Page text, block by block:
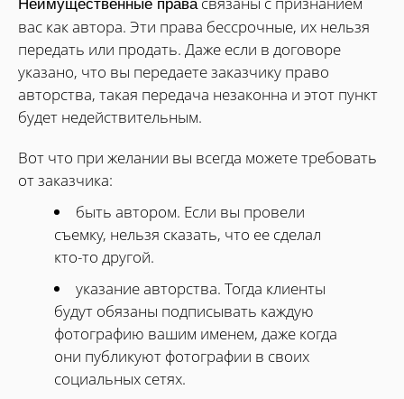
Неимущественные права
вас как автора. Эти права бессрочные, их нельзя
передать или продать. Даже если в договоре
указано, что вы передаете заказчику право
авторства, такая передача незаконна и этот пункт
будет недействительным.
Вот что при желании вы всегда можете требовать
от заказчика:
быть автором. Если вы провели
съемку, нельзя сказать, что ее сделал
кто-то другой.
указание авторства. Тогда клиенты
будут обязаны подписывать каждую
фотографию вашим именем, даже когда
они публикуют фотографии в своих
социальных сетях.